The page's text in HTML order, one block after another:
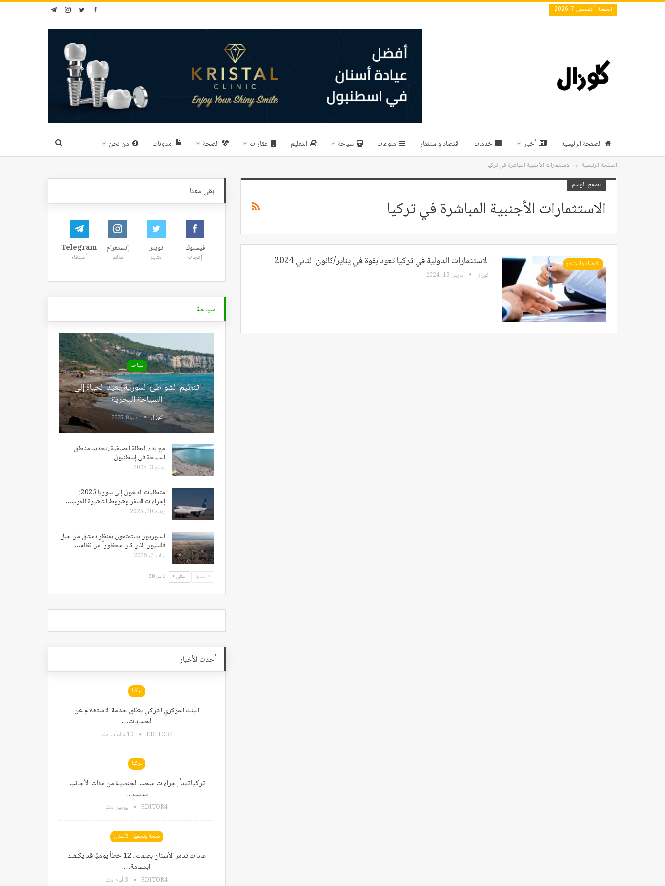
الجمعة, أغسطس 7, 2026
الصفحة الرئيسية أخبار خدمات اقتصاد واستثمار منوعات سياحة التعليم عقارات الصحة مدونات من نحن
الصفحة الرئيسية الاستثمارات الأجنبية المباشرة في تركيا
تصفح الوسم
الاستثمارات الأجنبية المباشرة في تركيا
اقتصاد واستثمار الاستثمارات الدولية في تركيا تعود بقوة في يناير/كانون الثاني 2024
كوزال مارس 13, 2024
ابقى معنا
فيسبوك
إعجاب
تويتر
متابع
إنستغرام
متابع
Telegram
أصدقاء
سياحة
سياحة
تنظيم الشواطئ السورية يعيد الحياة إلى
السياحة البحرية
كوزال يوليو 8, 2025
مع بدء العطلة الصيفية..تحديد مناطق
السباحة في إسطنبول
يوليو 3, 2025
متطلبات الدخول إلى سوريا 2025:
إجراءات السفر وشروط التأشيرة للعرب…
يونيو 20, 2025
السوريون يستمتعون بمنظر دمشق من جبل
قاسيون الذي كان محظوراً من نظام…
يناير 2, 2025
السابق التالي 1 من 38
أحدث الأخبار
تركيا
البنك المركزي التركي يطلق خدمة الاستعلام عن
الحسابات…
EDITOR4 10 ساعات منذ
تركيا
تركيا تبدأ إجراءات سحب الجنسية من مئات الأجانب
بسبب…
EDITOR4 يومين منذ
صحة وتجميل الأسنان
عادات تدمر الأسنان بصمت.. 12 خطأ يوميًا قد يكلفك
ابتسامة…
EDITOR4 3 أيام منذ